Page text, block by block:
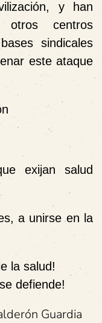
y han
centros
sindicales
este ataque
exijan salud
a unirse en la
la salud!
defiende!
Guardia